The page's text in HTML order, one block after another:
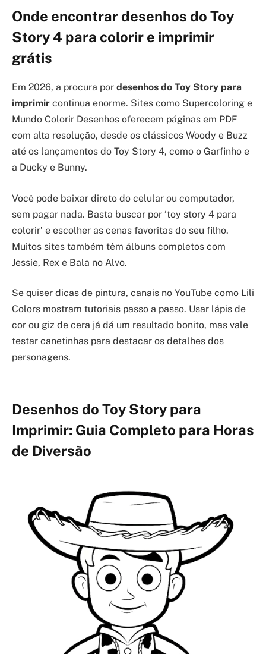
Onde encontrar desenhos do Toy
Story 4 para colorir e imprimir
grátis
Em 2026, a procura por desenhos do Toy Story para
imprimir continua enorme. Sites como Supercoloring e
Mundo Colorir Desenhos oferecem páginas em PDF
com alta resolução, desde os clássicos Woody e Buzz
até os lançamentos do Toy Story 4, como o Garfinho e
a Ducky e Bunny.
Você pode baixar direto do celular ou computador,
sem pagar nada. Basta buscar por ‘toy story 4 para
colorir’ e escolher as cenas favoritas do seu filho.
Muitos sites também têm álbuns completos com
Jessie, Rex e Bala no Alvo.
Se quiser dicas de pintura, canais no YouTube como Lili
Colors mostram tutoriais passo a passo. Usar lápis de
cor ou giz de cera já dá um resultado bonito, mas vale
testar canetinhas para destacar os detalhes dos
personagens.
Desenhos do Toy Story para
Imprimir: Guia Completo para Horas
de Diversão